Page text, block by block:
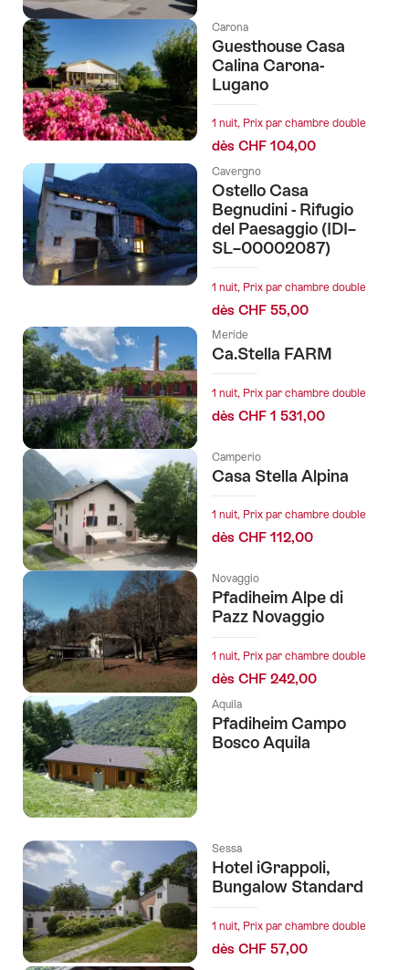
Carona
Guesthouse Casa
Calina Carona-
Lugano
1 nuit, Prix par chambre double
dès CHF 104,00
Cavergno
Ostello Casa
Begnudini - Rifugio
del Paesaggio (IDI–
SL–00002087)
1 nuit, Prix par chambre double
dès CHF 55,00
Meride
Ca.Stella FARM
1 nuit, Prix par chambre double
dès CHF 1 531,00
Camperio
Casa Stella Alpina
1 nuit, Prix par chambre double
dès CHF 112,00
Novaggio
Pfadiheim Alpe di
Pazz Novaggio
1 nuit, Prix par chambre double
dès CHF 242,00
Aquila
Pfadiheim Campo
Bosco Aquila
Sessa
Hotel iGrappoli,
Bungalow Standard
1 nuit, Prix par chambre double
dès CHF 57,00